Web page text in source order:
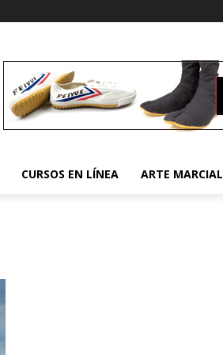
CURSOS EN LÍNEA ARTE MARCIAL